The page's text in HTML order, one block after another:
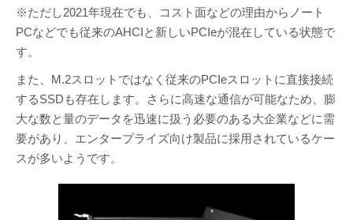
※ただし2021年現在でも、コスト面などの理由からノート
PCなどでも従来のAHCIと新しいPCIeが混在している状態で
す。
また、M.2スロットではなく従来のPCIeスロットに直接接続
するSSDも存在します。さらに高速な通信が可能なため、膨
大な数と量のデータを迅速に扱う必要のある大企業などに需
要があり、エンタープライズ向け製品に採用されているケー
スが多いようです。